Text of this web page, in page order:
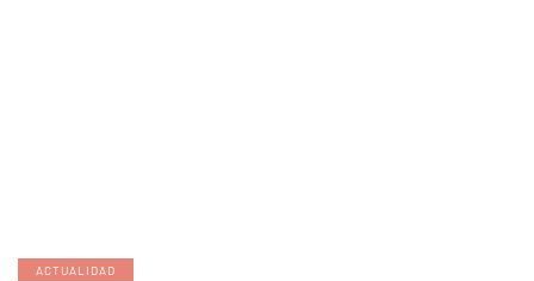
ACTUALIDAD